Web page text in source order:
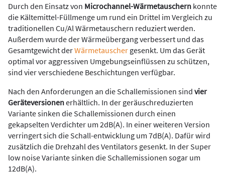
Durch den Einsatz von Microchannel-Wärmetauschern konnte
die Kältemittel-Füllmenge um rund ein Drittel im Vergleich zu
traditionellen Cu/Al Wärmetauschern reduziert werden.
Außerdem wurde der Wärmeübergang verbessert und das
Gesamtgewicht derWärmetauscher gesenkt. Um das Gerät
optimal vor aggressiven Umgebungseinflüssen zu schützen,
sind vier verschiedene Beschichtungen verfügbar.
Nach den Anforderungen an die Schallemissionen sind vier
Geräteversionenerhältlich. In der geräuschreduzierten
Variante sinken die Schallemissionen durch einen
gekapselten Verdichter um 2dB(A). In einer weiteren Version
verringert sich die Schall-entwicklung um 7dB(A). Dafür wird
zusätzlich die Drehzahl des Ventilators gesenkt. In der Super
low noise Variante sinken die Schallemissionen sogar um
12dB(A).